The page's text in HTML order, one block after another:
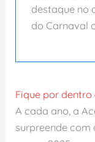
destaque no
do Carnaval
Fique por dentro
A cada ano, a
surpreende com